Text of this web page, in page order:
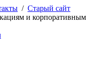
/ Старый сайт
и корпоративным